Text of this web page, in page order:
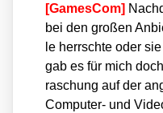
[Games­Com]
bei den gro­ßen
le herrsch­te oder
gab es für mich
ra­schung auf der
Com­pu­ter- und